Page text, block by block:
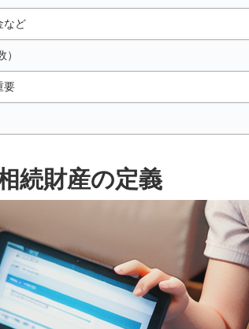
など
要
続財産の定義